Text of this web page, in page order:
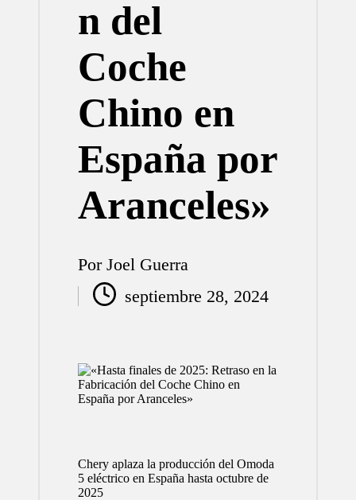
n del
Coche
Chino en
España por
Aranceles»
Publicado
por
Por Joel Guerra
septiembre 28, 2024
Chery aplaza la producción del Omoda
5 eléctrico en España hasta octubre de
2025